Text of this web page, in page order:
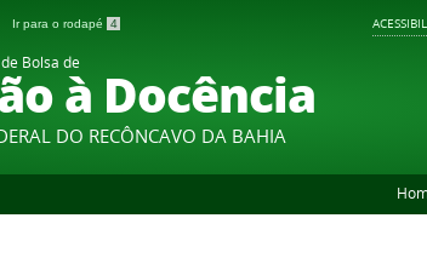
Ir para o rodapé 4
Bolsa deà Docência
DO RECÔNCAVO DA BAHIA